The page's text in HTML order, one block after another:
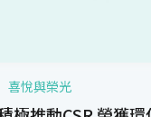
喜悅與榮光